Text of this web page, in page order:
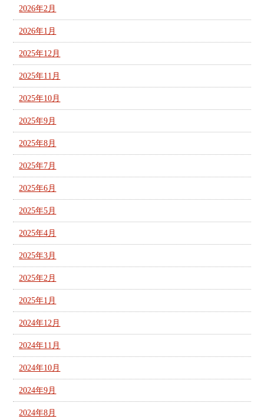
2026年2月
2026年1月
2025年12月
2025年11月
2025年10月
2025年9月
2025年8月
2025年7月
2025年6月
2025年5月
2025年4月
2025年3月
2025年2月
2025年1月
2024年12月
2024年11月
2024年10月
2024年9月
2024年8月